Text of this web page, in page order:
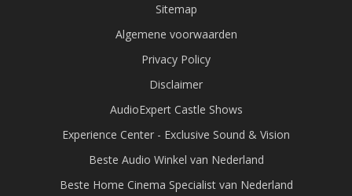
Keukens & multifunctionele ruimtes
compacte, geïntegreerde oplossingen gewenst zijn.
Kantoren & praktijkruimtes — voor
achtergrondmuziek, presentaties of
communicatiesystemen.
Sitemap
Algemene voorwaarden
Privacy Policy
Disclaimer
AudioExpert Castle Shows
Experience Center - Exclusive Sound & Vision
Beste Audio Winkel van Nederland
Beste Home Cinema Specialist van Nederland